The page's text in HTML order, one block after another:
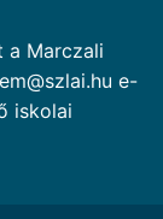
a Marczali
e-
iskolai